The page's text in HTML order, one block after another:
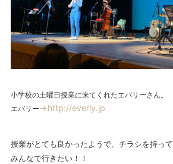
小学校の土曜日授業に来てくれたエバリーさん。
エバリー →http://everly.jp
授業がとても良かったようで、チラシを持って
みんなで行きたい！！